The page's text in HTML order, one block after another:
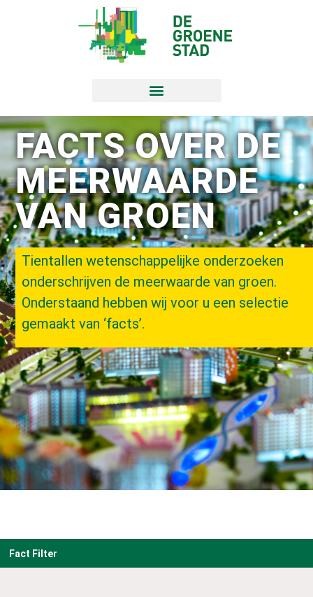
FACTS OVER DE
MEERWAARDE
VAN GROEN
Tientallen wetenschappelijke onderzoeken
onderschrijven de meerwaarde van groen.
Onderstaand hebben wij voor u een selectie
gemaakt van ‘facts’.
Fact Filter